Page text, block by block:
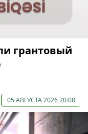
грантовый
05 АВГУСТА 2026 20:08